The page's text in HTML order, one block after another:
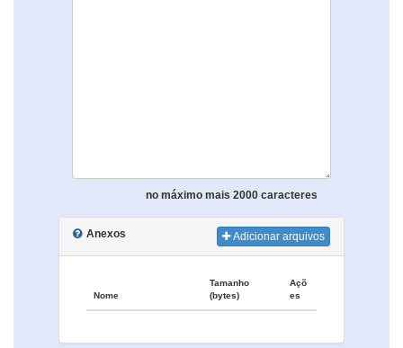
no máximo mais 2000 caracteres
Anexos Adicionar arquivos
Nome
Tamanho
(bytes)
Açõ
es